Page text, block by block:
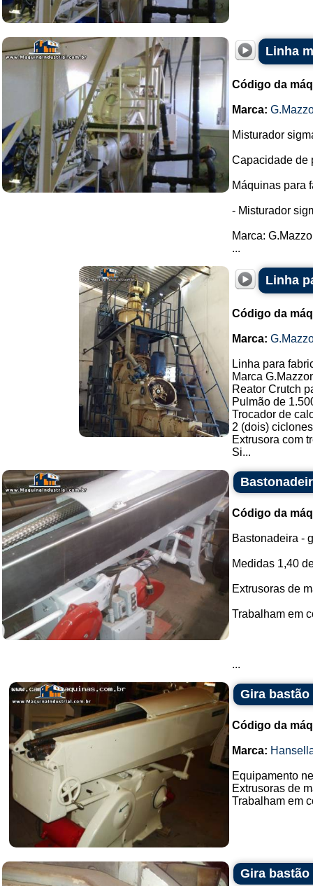
Linha
Código da
Marca:
Misturador
Capacidade de
Máquinas para
- Misturador
Marca:
...
Linha
Código da
Marca:
Linha para
Marca
Reator Crutch
Pulmão de
Trocador de
2 (dois)
Extrusora com
Si...
Código da
Bastonadeira -
Medidas 1,40
Extrusoras de
Trabalham em
...
Gira
Código da
Marca:
Equipamento
Extrusoras de
Trabalham em
Gira